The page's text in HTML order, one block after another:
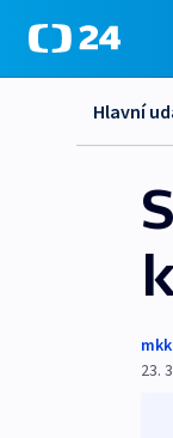
Hlavní
mkk
23.